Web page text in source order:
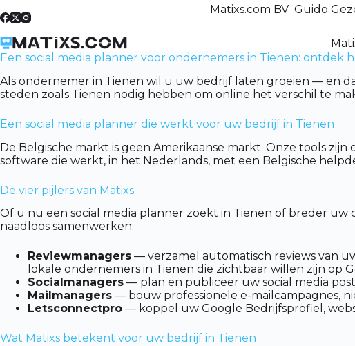
to
Matixs.com BV Guido
Een social media planner voor ondernemers in Tienen: ontdek
Als ondernemer in Tienen wil u uw bedrijf laten groeien — en
steden zoals Tienen nodig hebben om online het verschil te
Een social media planner die werkt voor uw bedrijf in Tienen
De Belgische markt is geen Amerikaanse markt. Onze tools
software die werkt, in het Nederlands, met een Belgische
De vier pijlers van Matixs
Of u nu een social media planner zoekt in Tienen of breder
naadloos samenwerken:
Reviewmanagers — verzamel automatisch reviews van
lokale ondernemers in Tienen die zichtbaar willen zijn op
Socialmanagers — plan en publiceer uw social media
Mailmanagers — bouw professionele e-mailcampagnes,
Letsconnectpro — koppel uw Google Bedrijfsprofiel,
Wat Matixs betekent voor uw bedrijf in Tienen